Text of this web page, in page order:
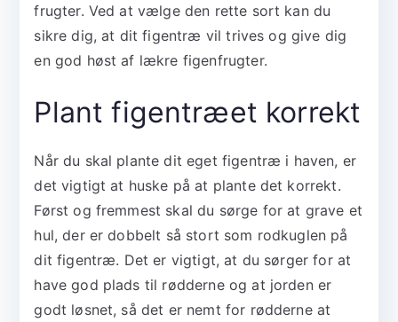
frugter. Ved at vælge den rette sort kan du
sikre dig, at dit figentræ vil trives og give dig
en god høst af lækre figenfrugter.
Plant figentræet korrekt
Når du skal plante dit eget figentræ i haven, er
det vigtigt at huske på at plante det korrekt.
Først og fremmest skal du sørge for at grave et
hul, der er dobbelt så stort som rodkuglen på
dit figentræ. Det er vigtigt, at du sørger for at
have god plads til rødderne og at jorden er
godt løsnet, så det er nemt for rødderne at